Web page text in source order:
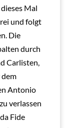
Mal
und folgt
Die
durch
Carlisten,
Antonio
verlassen
Fide